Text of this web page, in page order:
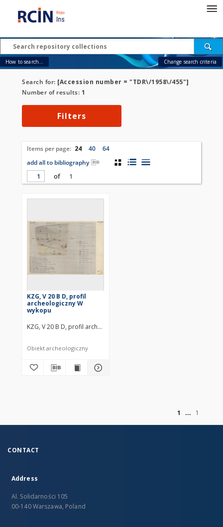
How to search... Change search criteria
Search for: [Accession number = "TDR\/1958\/455"]
Number of results: 1
Filters
Items per page: 24 40
64
add all to bibliography
of
1
KZG, V 20 B D, profil
archeologiczny W
wykopu
KZG, V 20 B D, profil archeologiczny W wykopu średniowiecze
Obiekt archeologiczny
1
1
CONTACT
Address
Al. Solidarności 105
00-140 Warszawa, Poland